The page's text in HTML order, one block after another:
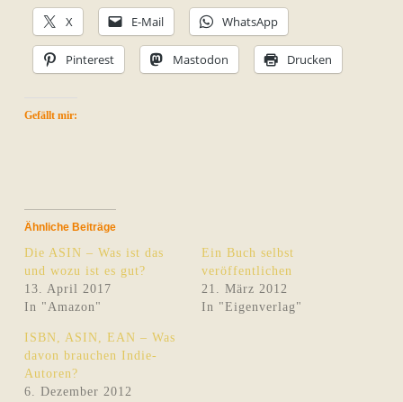
X E-Mail WhatsApp
Pinterest Mastodon Drucken
Gefällt mir:
Ähnliche Beiträge
Die ASIN – Was ist das
und wozu ist es gut?
13. April 2017
In "Amazon"
Ein Buch selbst
veröffentlichen
21. März 2012
In "Eigenverlag"
ISBN, ASIN, EAN – Was
davon brauchen Indie-
Autoren?
6. Dezember 2012